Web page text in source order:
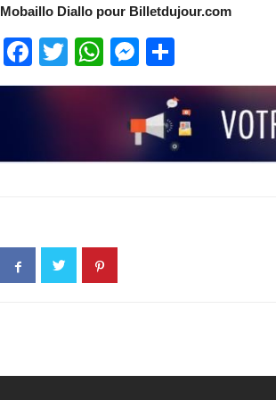
Mobaillo Diallo pour Billetdujour.com
Facebook
TwitterWhatsApp